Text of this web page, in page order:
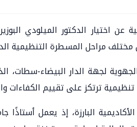
عن اختيار الدكتور الميلودي
مراحل المسطرة التنظيمية
لجهة الدار البيضاء-
ترتكز على تقييم الكفاءات
البارزة، إذ يعمل